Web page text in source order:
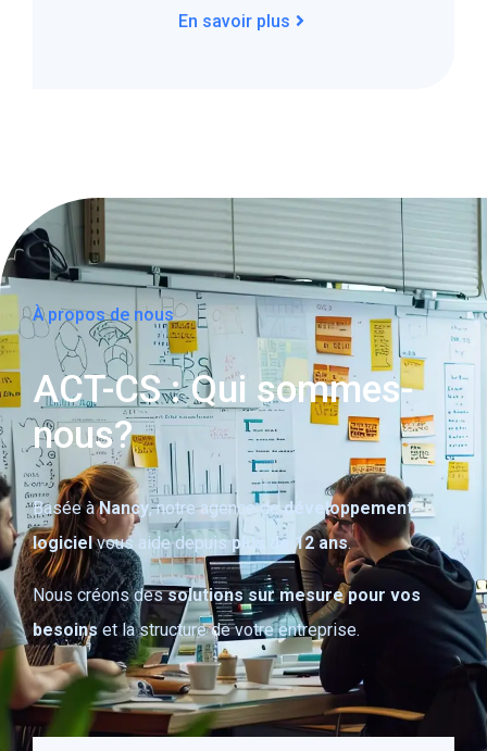
En savoir plus
À propos de nous
ACT-CS : Qui sommes-
nous?
Basée àNancy, notre agence dedéveloppement
logicielvous aide depuisplus de 12 ans.
Nous créons dessolutions sur mesure pour vos
besoinset la structure de votre entreprise.